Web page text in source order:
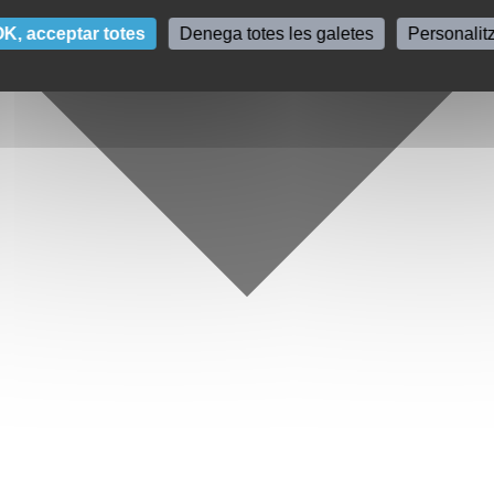
acceptar totes Denega totes les galetes